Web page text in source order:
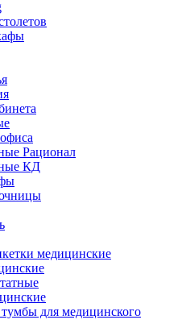
Рационал
КД
медицинские
для медицинского